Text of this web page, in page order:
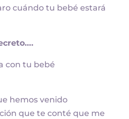
cuándo tu bebé estará
con tu bebé
hemos venido
que te conté que me